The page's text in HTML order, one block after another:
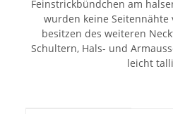
Feinstrickbündchen am
wurden keine Seitennähte
besitzen des weiteren
Schultern, Hals- und
leicht